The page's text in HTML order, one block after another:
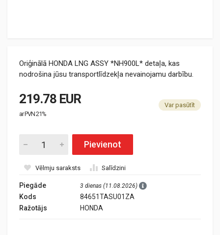
Oriģinālā HONDA LNG ASSY *NH900L* detaļa, kas
nodrošina jūsu transportlīdzekļa nevainojamu darbību.
219.78 EUR
ar PVN 21%
Var pasūtīt
Pievienot
Vēlmju saraksts Salīdzini
Piegāde 3 dienas (11.08.2026)
Kods
84651TASU01ZA
Ražotājs
HONDA